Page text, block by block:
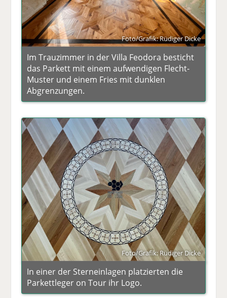
Foto/Grafik: Rüdiger Dicke
Im Trauzimmer in der Villa Feodora besticht
das Parkett mit einem aufwendigen Flecht-
Muster und einem Fries mit dunklen
Abgrenzungen.
Foto/Grafik: Rüdiger Dicke
In einer der Sterneinlagen platzierten die
Parkettleger on Tour ihr Logo.